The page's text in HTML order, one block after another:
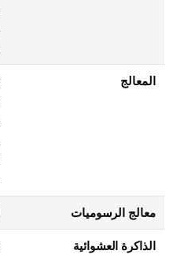
المعالج
معالج الرسوميات
الذاكرة العشوائية